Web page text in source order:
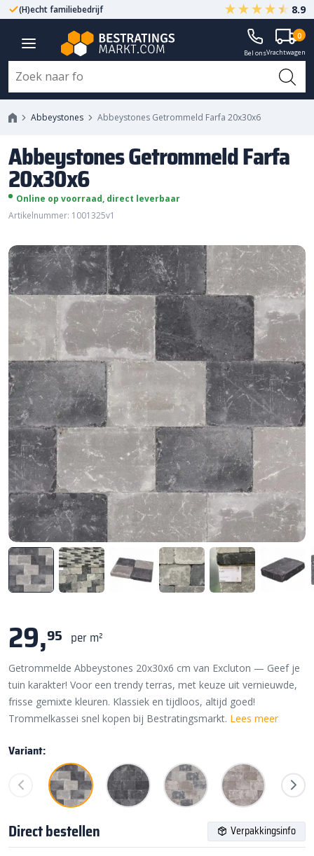
(H)echt familiebedrijf Gegarandeerd A-kwaliteit
8.9
Bel onsVrachtwagen
0
Abbeystones Abbeystones Getrommeld Farfa 20x30x6
Abbeystones Getrommeld Farfa
20x30x6
Online op voorraad, direct leverbaar
Artikelnummer: 1001325v1
29,95 per m²
Getrommelde Abbeystones 20x30x6 cm van Excluton — Geef je
tuin karakter! Voor een trendy terras, met keuze uit vernieuwde,
frisse gemixte kleuren. Klassiek en tijdloos, altijd goed!
Trommelkassei snel kopen bij Bestratingsmarkt. Lees meer
Variant:
Direct bestellen Verpakkingsinfo
Abbeystones Getrommeld Farfa
20x30x6